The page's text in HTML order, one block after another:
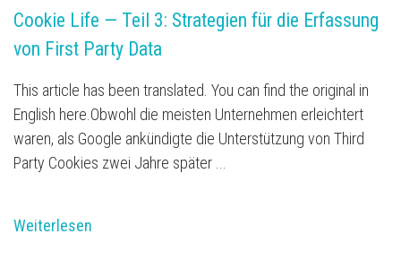
Cookie Life — Teil 3: Strategien für die Erfassung
von First Party Data
This article has been translated. You can find the original in
English here.Obwohl die meisten Unternehmen erleichtert
waren, als Google ankündigte die Unterstützung von Third
Party Cookies zwei Jahre später ...
Weiterlesen